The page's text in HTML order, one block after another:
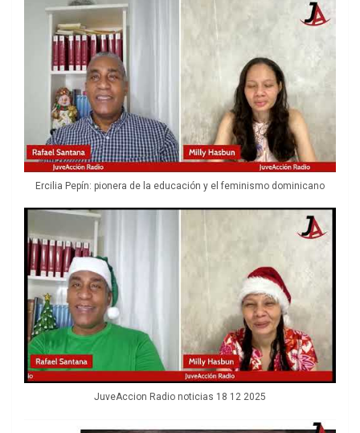
Ercilia Pepín: pionera de la educación y el feminismo dominicano
JuveAccion Radio noticias 18 12 2025